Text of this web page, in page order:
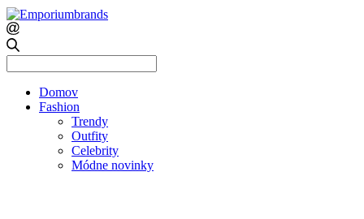
for:
Domov
Fashion
Trendy
Outfity
Celebrity
Módne novinky